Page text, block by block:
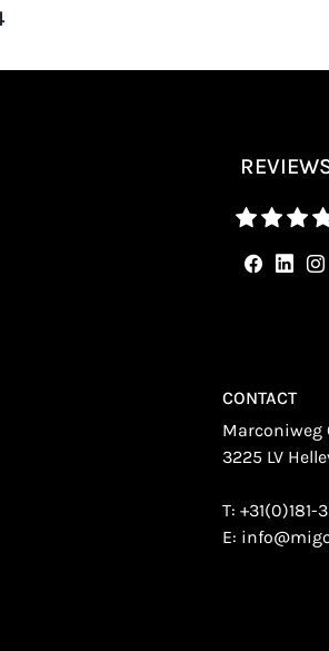
CONTACT
Marconiweg
3225 LV
T:+31(0)181-
E: